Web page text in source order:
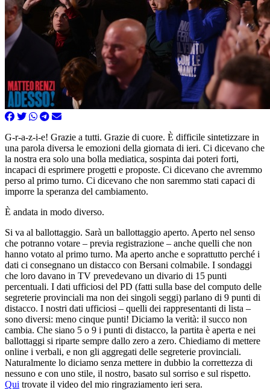
G-r-a-z-i-e! Grazie a tutti. Grazie di cuore. È difficile sintetizzare in
una parola diversa le emozioni della giornata di ieri. Ci dicevano che
la nostra era solo una bolla mediatica, sospinta dai poteri forti,
incapaci di esprimere progetti e proposte. Ci dicevano che avremmo
perso al primo turno. Ci dicevano che non saremmo stati capaci di
imporre la speranza del cambiamento.
È andata in modo diverso.
Si va al ballottaggio. Sarà un ballottaggio aperto. Aperto nel senso
che potranno votare – previa registrazione – anche quelli che non
hanno votato al primo turno. Ma aperto anche e soprattutto perché i
dati ci consegnano un distacco con Bersani colmabile. I sondaggi
che loro davano in TV prevedevano un divario di 15 punti
percentuali. I dati ufficiosi del PD (fatti sulla base del computo delle
segreterie provinciali ma non dei singoli seggi) parlano di 9 punti di
distacco. I nostri dati ufficiosi – quelli dei rappresentanti di lista –
sono diversi: meno cinque punti! Diciamo la verità: il succo non
cambia. Che siano 5 o 9 i punti di distacco, la partita è aperta e nei
ballottaggi si riparte sempre dallo zero a zero. Chiediamo di mettere
online i verbali, e non gli aggregati delle segreterie provinciali.
Naturalmente lo diciamo senza mettere in dubbio la correttezza di
nessuno e con uno stile, il nostro, basato sul sorriso e sul rispetto.
Qui trovate il video del mio ringraziamento ieri sera.